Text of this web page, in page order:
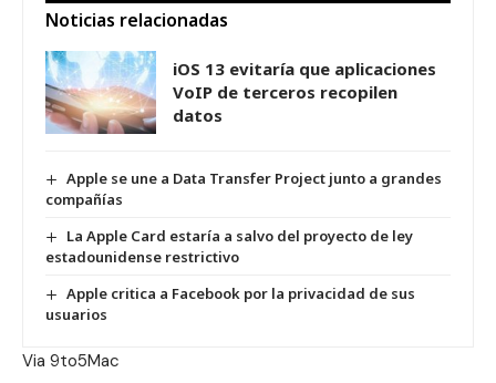
Noticias relacionadas
iOS 13 evitaría que aplicaciones
VoIP de terceros recopilen
datos
Apple se une a Data Transfer Project junto a grandes
compañías
La Apple Card estaría a salvo del proyecto de ley
estadounidense restrictivo
Apple critica a Facebook por la privacidad de sus
usuarios
Via 9to5Mac